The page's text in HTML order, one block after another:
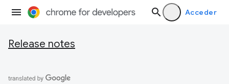
Acceder
Release notes